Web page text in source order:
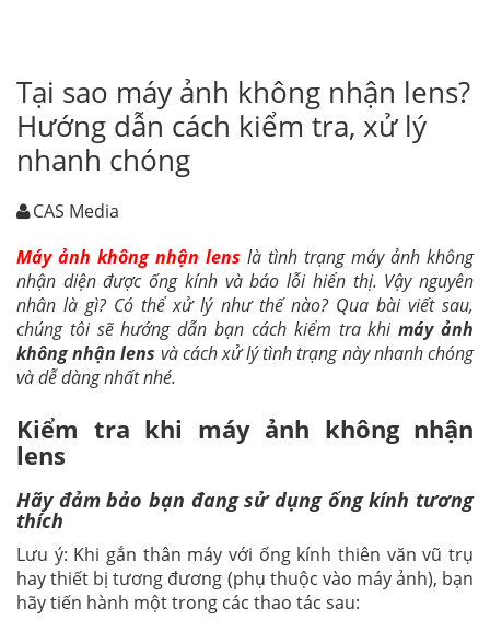
Tại sao máy ảnh không nhận lens?
Hướng dẫn cách kiểm tra, xử lý
nhanh chóng
CAS Media
Máy ảnh không nhận lens là tình trạng máy ảnh không
nhận diện được ống kính và báo lỗi hiển thị. Vậy nguyên
nhân là gì? Có thể xử lý như thế nào? Qua bài viết sau,
chúng tôi sẽ hướng dẫn bạn cách kiểm tra khimáy ảnh
không nhận lens và cách xử lý tình trạng này nhanh chóng
và dễ dàng nhất nhé.
Kiểm tra khi máy ảnh không nhận
lens
Hãy đảm bảo bạn đang sử dụng ống kính tương
thích
Lưu ý: Khi gắn thân máy với ống kính thiên văn vũ trụ
hay thiết bị tương đương (phụ thuộc vào máy ảnh), bạn
hãy tiến hành một trong các thao tác sau: